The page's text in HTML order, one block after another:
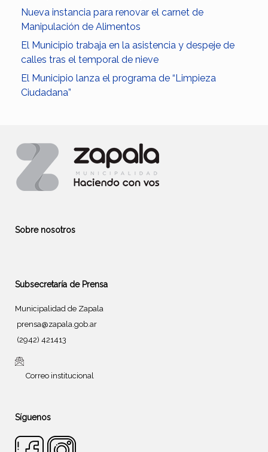
Nueva instancia para renovar el carnet de
Manipulación de Alimentos
El Municipio trabaja en la asistencia y despeje de
calles tras el temporal de nieve
El Municipio lanza el programa de “Limpieza
Ciudadana”
Sobre nosotros
Subsecretaría de Prensa
Municipalidad de Zapala
prensa@zapala.gob.ar
(2942) 421413
Correo institucional
Síguenos